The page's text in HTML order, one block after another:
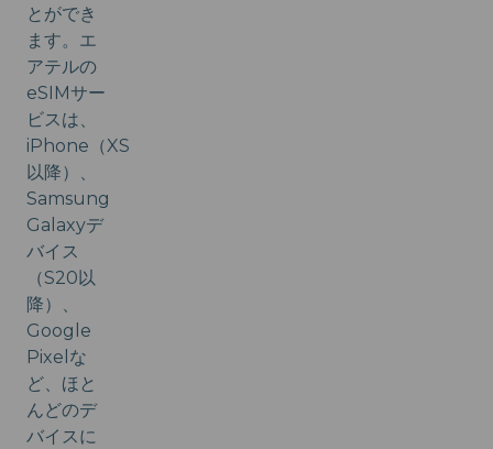
とができ
ます。エ
アテルの
eSIMサー
ビスは、
iPhone（XS
以降）、
Samsung
Galaxyデ
バイス
（S20以
降）、
Google
Pixelな
ど、ほと
んどのデ
バイスに